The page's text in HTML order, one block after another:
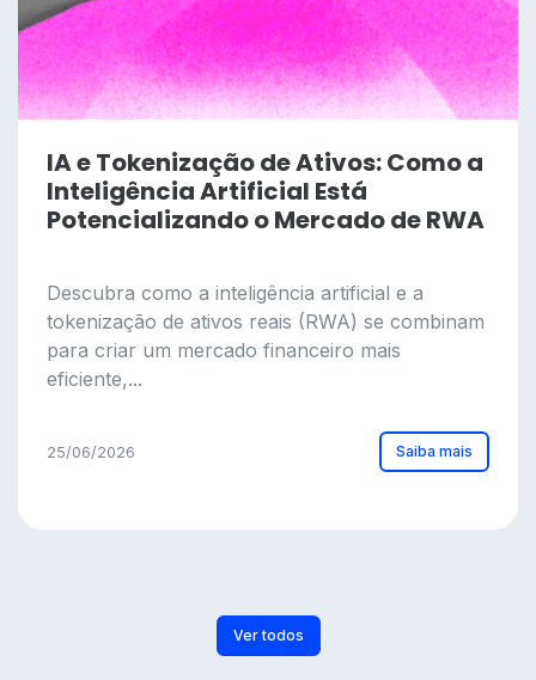
IA e Tokenização de Ativos: Como a
Inteligência Artificial Está
Potencializando o Mercado de RWA
Descubra como a inteligência artificial e a
tokenização de ativos reais (RWA) se combinam
para criar um mercado financeiro mais
eficiente,...
25/06/2026 Saiba mais
Ver todos